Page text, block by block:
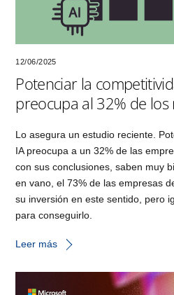
12/06/2025
Potenciar la
preocupa al 32% de los
Lo asegura un estudio reciente.
IA preocupa a un 32% de las
con sus conclusiones, saben muy
en vano, el 73% de las empresas
su inversión en este sentido, pero
para conseguirlo.
Leer más